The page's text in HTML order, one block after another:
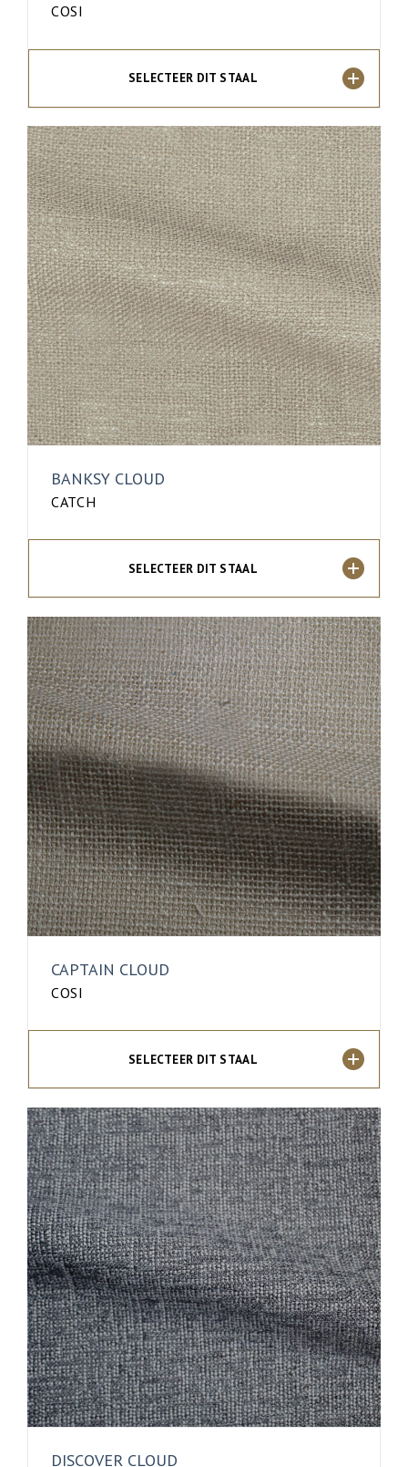
COSI
SELECTEER DIT STAAL
BANKSY CLOUD
CATCH
SELECTEER DIT STAAL
CAPTAIN CLOUD
COSI
SELECTEER DIT STAAL
DISCOVER CLOUD